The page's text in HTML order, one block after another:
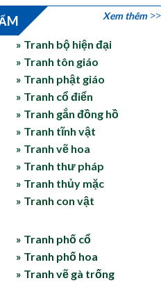
Xem thêm
» Tranh bộ hiện đại
» Tranh tôn giáo
» Tranh phật giáo
» Tranh cổ điển
» Tranh gắn đồng hồ
» Tranh tĩnh vật
» Tranh vẽ hoa
» Tranh thư pháp
» Tranh thủy mặc
» Tranh con vật
» Tranh phố cổ
» Tranh phố hoa
» Tranh vẽ gà trống